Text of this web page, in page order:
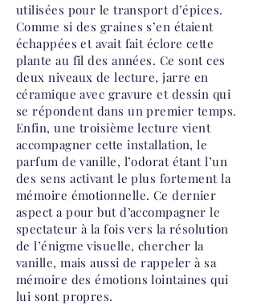
utilisées pour le transport d’épices.
Comme si des graines s’en étaient
échappées et avait fait éclore cette
plante au fil des années. Ce sont ces
deux niveaux de lecture, jarre en
céramique avec gravure et dessin qui
se répondent dans un premier temps.
Enfin, une troisième lecture vient
accompagner cette installation, le
parfum de vanille, l’odorat étant l’un
des sens activant le plus fortement la
mémoire émotionnelle. Ce dernier
aspect a pour but d’accompagner le
spectateur à la fois vers la résolution
de l’énigme visuelle, chercher la
vanille, mais aussi de rappeler à sa
mémoire des émotions lointaines qui
lui sont propres.